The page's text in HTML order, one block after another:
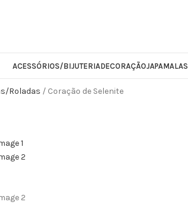
ACESSÓRIOS/BIJUTERIADECORAÇÃOJAPAMALAS
Roladas
Coração de Selenite